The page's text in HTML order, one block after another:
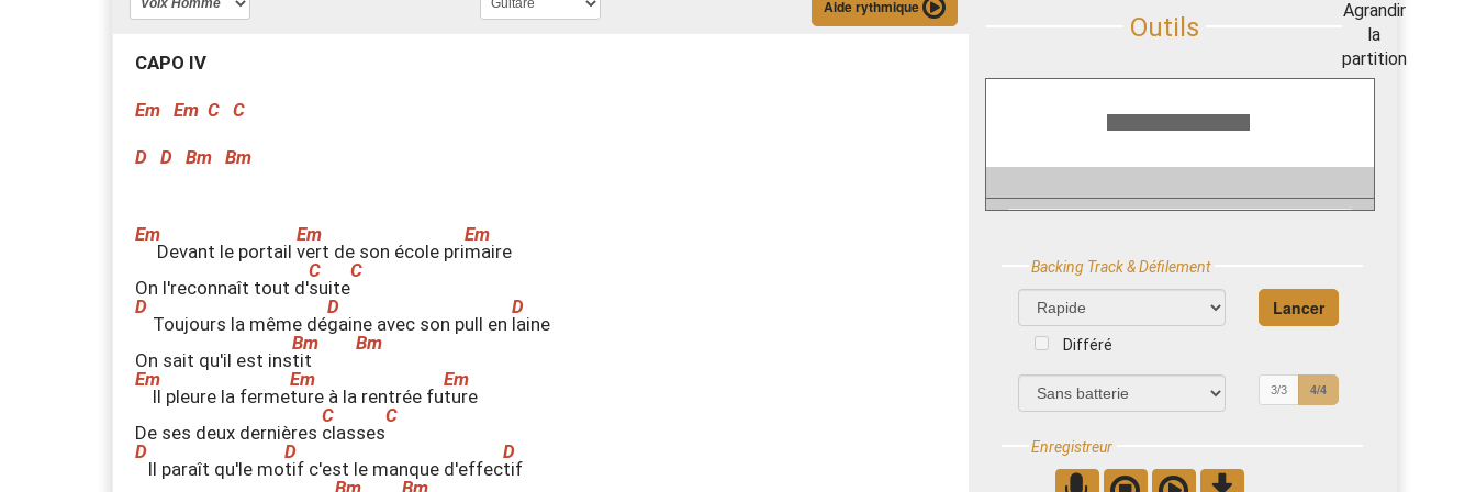
Aide rythmique
CAPO IV
Em Em C C
D D Bm Bm
Devant le portail vert de son école primaire
On l'reconnaît tout d'suite
Toujours la même dégaine avec son pull en laine
On sait qu'il est instit
Il pleure la fermeture à la rentrée future
De ses deux dernières classes
Il paraît qu'le motif c'est le manque d'effectif
Backing Track & Défilement
Différé
3/3 4/4
Enregistreur